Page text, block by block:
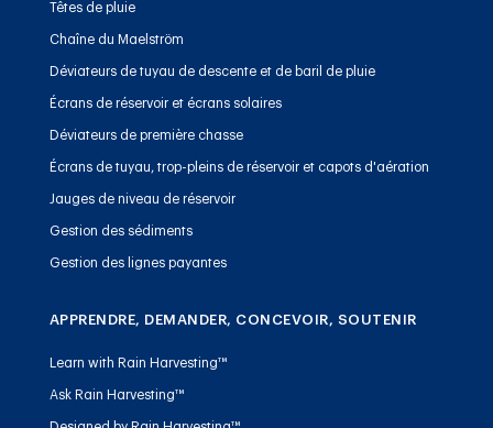
Têtes de pluie
Chaîne du Maelström
Déviateurs de tuyau de descente et de baril de pluie
Écrans de réservoir et écrans solaires
Déviateurs de première chasse
Écrans de tuyau, trop-pleins de réservoir et capots d'aération
Jauges de niveau de réservoir
Gestion des sédiments
Gestion des lignes payantes
APPRENDRE, DEMANDER, CONCEVOIR, SOUTENIR
Learn with Rain Harvesting™
Ask Rain Harvesting™